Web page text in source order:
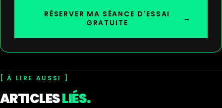
RÉSERVER MA SÉANCE D'ESSAI
GRATUITE
→
À LIRE AUSSI
ARTICLESLIÉS.